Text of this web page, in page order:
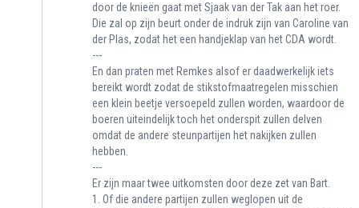
door de knieën gaat met Sjaak van der Tak aan het roer.
Die zal op zijn beurt onder de indruk zijn van Caroline van
der Plas, zodat het een handjeklap van het CDA wordt.
---
En dan praten met Remkes alsof er daadwerkelijk iets
bereikt wordt zodat de stikstofmaatregelen misschien
een klein beetje versoepeld zullen worden, waardoor de
boeren uiteindelijk toch het onderspit zullen delven
omdat de andere steunpartijen het nakijken zullen
hebben.
---
Er zijn maar twee uitkomsten door deze zet van Bart.
1. Of die andere partijen zullen weglopen uit de